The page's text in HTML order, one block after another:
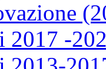
2017 -